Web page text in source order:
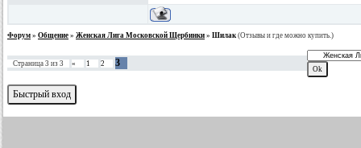
Форум » Общение » Женская Лига Московской Щербинки » Шилак (Отзывы и где можно купить.)
Страница 3 из 3 « 1 2 3